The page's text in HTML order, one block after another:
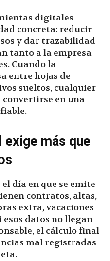
digitales
concreta: reducir
y dar trazabilidad
tanto a la empresa
Cuando la
entre hojas de
sueltos, cualquier
en una
exige más que
día en que se emite
contratos, altas,
extra, vacaciones
esos datos no llegan
el cálculo final
mal registradas